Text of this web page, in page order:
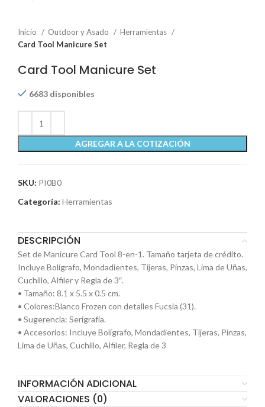
Inicio Outdoor y Asado
Herramientas
Card Tool Manicure Set
Card Tool Manicure Set
6683 disponibles
AGREGAR A LA COTIZACIÓN
SKU: PI0B0
Categoría: Herramientas
DESCRIPCIÓN
Set de Manicure Card Tool 8-en-1. Tamaño tarjeta de crédito.
Incluye Bolígrafo, Mondadientes, Tijeras, Pinzas, Lima de Uñas,
Cuchillo, Alfiler y Regla de 3″.
• Tamaño: 8.1 x 5.5 x 0.5 cm.
• Colores:Blanco Frozen con detalles Fucsia (31).
• Sugerencia: Serigrafía.
• Accesorios: Incluye Bolígrafo, Mondadientes, Tijeras, Pinzas,
Lima de Uñas, Cuchillo, Alfiler, Regla de 3
INFORMACIÓN ADICIONAL
VALORACIONES (0)